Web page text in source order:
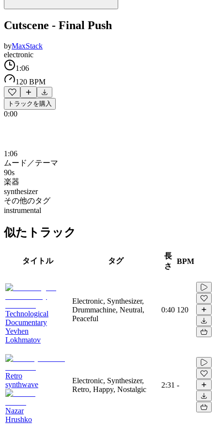
Cutscene - Final Push
byMaxStack
electronic
1:06
120 BPM
トラックを購入
0:00
1:06
ムード／テーマ
90s
楽器
synthesizer
その他のタグ
instrumental
似たトラック
タイトル タグ
長
さ
BPM
Technological
Documentary
Yevhen
Lokhmatov
Electronic, Synthesizer,
Drummachine, Neutral,
Peaceful
0:40 120
Retro
synthwave
Nazar
Hrushko
Electronic, Synthesizer,
Retro, Happy, Nostalgic
2:31 -